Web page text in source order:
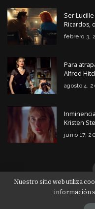
Ser
Ricardos,
febrero 3,
Para
Alfred
agosto 4,
Kristen
junio 17,
Nuestro sitio web utiliza
información